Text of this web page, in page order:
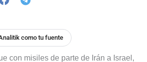
como tu fuente
con misiles de parte de Irán a Israel,